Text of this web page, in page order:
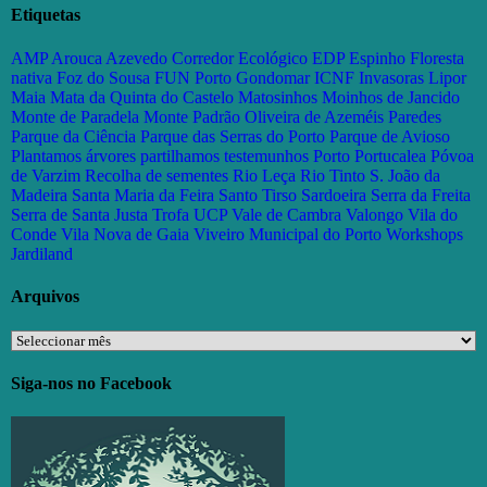
Etiquetas
AMP Arouca Azevedo Corredor Ecológico EDP Espinho Floresta
nativa Foz do Sousa FUN Porto Gondomar ICNF Invasoras Lipor
Maia Mata da Quinta do Castelo Matosinhos Moinhos de Jancido
Monte de Paradela Monte Padrão Oliveira de Azeméis Paredes
Parque da Ciência Parque das Serras do Porto Parque de Avioso
Plantamos árvores partilhamos testemunhos Porto Portucalea Póvoa
de Varzim Recolha de sementes Rio Leça Rio Tinto S. João da
Madeira Santa Maria da Feira Santo Tirso Sardoeira Serra da Freita
Serra de Santa Justa Trofa UCP Vale de Cambra Valongo Vila do
Conde Vila Nova de Gaia Viveiro Municipal do Porto Workshops
Jardiland
Arquivos
Arquivos
Siga-nos no Facebook